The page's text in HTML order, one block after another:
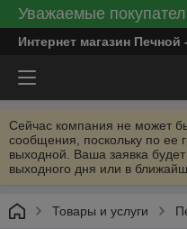
Уважаемые
Интернет магазин
Сейчас компания не может
сообщения, поскольку по ее
выходной. Ваша заявка
выходного дня или в
Товары и услуги